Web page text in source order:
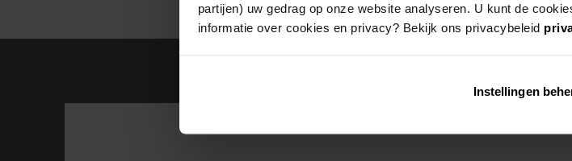
partijen) uw gedrag op onze website analyseren. U kunt de
informatie over cookies en privacy? Bekijk ons privacybeleid
Instellingen